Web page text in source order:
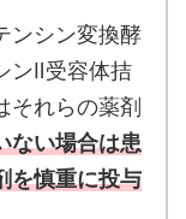
ンシン変換酵
ンⅡ受容体拮
それらの薬剤
ない場合は患
を慎重に投与